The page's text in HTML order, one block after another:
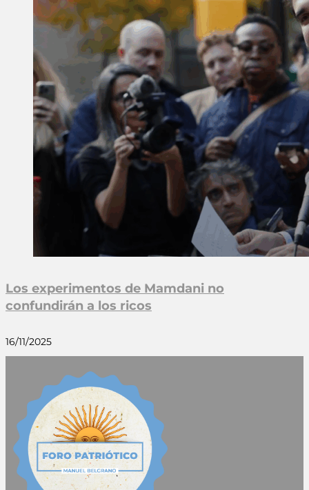
Los experimentos de Mamdani no
confundirán a los ricos
16/11/2025